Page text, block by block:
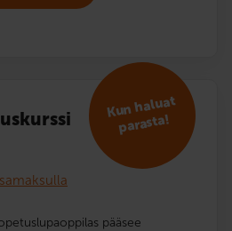
Kun haluat
parasta!
pääsee